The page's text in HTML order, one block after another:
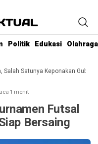
Politik Edukasi Olahraga
Keponakan Gubernur
1 menit
Futsal
Bersaing